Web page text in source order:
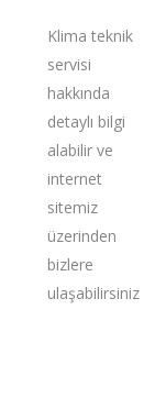
Klima teknik
servisi
hakkında
detaylı bilgi
alabilir ve
internet
sitemiz
üzerinden
bizlere
ulaşabilirsiniz